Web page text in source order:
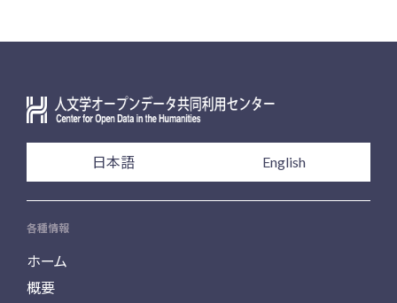
日本語 English
各種情報
ホーム
概要